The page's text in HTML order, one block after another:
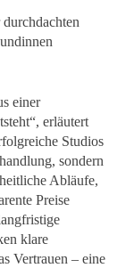
einer
erläutert
Studios
sondern
Abläufe,
Preise
klare
Vertrauen – eine